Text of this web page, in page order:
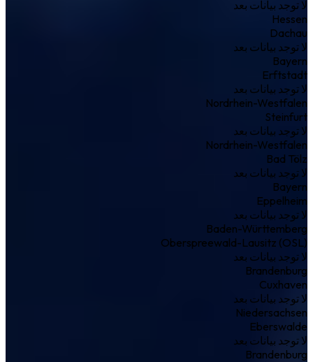
لا توجد بيانات بعد
Hessen
Dachau
لا توجد بيانات بعد
Bayern
Erftstadt
لا توجد بيانات بعد
Nordrhein-Westfalen
Steinfurt
لا توجد بيانات بعد
Nordrhein-Westfalen
Bad Tölz
لا توجد بيانات بعد
Bayern
Eppelheim
لا توجد بيانات بعد
Baden-Württemberg
Oberspreewald-Lausitz (OSL)
لا توجد بيانات بعد
Brandenburg
Cuxhaven
لا توجد بيانات بعد
Niedersachsen
Eberswalde
لا توجد بيانات بعد
Brandenburg